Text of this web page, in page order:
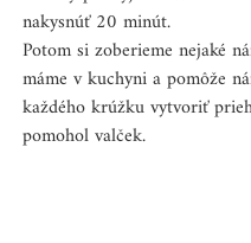
nakysnúť 20 minút.
Potom si zoberieme nejaké
máme v kuchyni a pomôže
každého krúžku vytvoriť
pomohol valček.